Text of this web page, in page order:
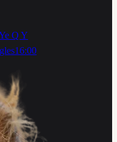
Q Y
16:00